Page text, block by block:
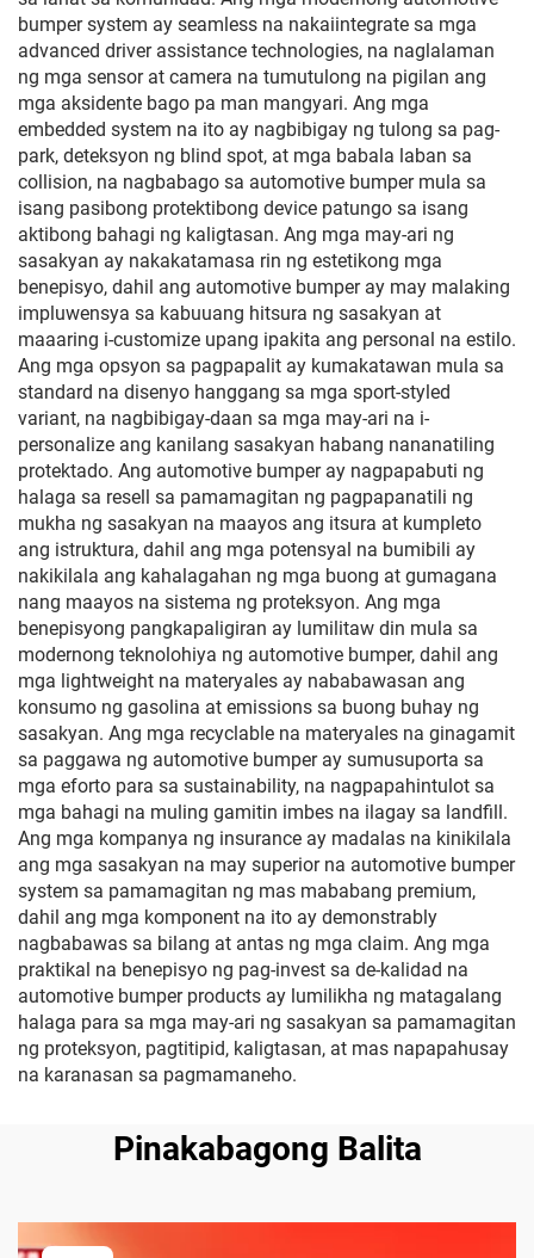
bumper system ay seamless na nakaiintegrate sa mga
advanced driver assistance technologies, na naglalaman
ng mga sensor at camera na tumutulong na pigilan ang
mga aksidente bago pa man mangyari. Ang mga
embedded system na ito ay nagbibigay ng tulong sa pag-
park, deteksyon ng blind spot, at mga babala laban sa
collision, na nagbabago sa automotive bumper mula sa
isang pasibong protektibong device patungo sa isang
aktibong bahagi ng kaligtasan. Ang mga may-ari ng
sasakyan ay nakakatamasa rin ng estetikong mga
benepisyo, dahil ang automotive bumper ay may malaking
impluwensya sa kabuuang hitsura ng sasakyan at
maaaring i-customize upang ipakita ang personal na estilo.
Ang mga opsyon sa pagpapalit ay kumakatawan mula sa
standard na disenyo hanggang sa mga sport-styled
variant, na nagbibigay-daan sa mga may-ari na i-
personalize ang kanilang sasakyan habang nananatiling
protektado. Ang automotive bumper ay nagpapabuti ng
halaga sa resell sa pamamagitan ng pagpapanatili ng
mukha ng sasakyan na maayos ang itsura at kumpleto
ang istruktura, dahil ang mga potensyal na bumibili ay
nakikilala ang kahalagahan ng mga buong at gumagana
nang maayos na sistema ng proteksyon. Ang mga
benepisyong pangkapaligiran ay lumilitaw din mula sa
modernong teknolohiya ng automotive bumper, dahil ang
mga lightweight na materyales ay nababawasan ang
konsumo ng gasolina at emissions sa buong buhay ng
sasakyan. Ang mga recyclable na materyales na ginagamit
sa paggawa ng automotive bumper ay sumusuporta sa
mga eforto para sa sustainability, na nagpapahintulot sa
mga bahagi na muling gamitin imbes na ilagay sa landfill.
Ang mga kompanya ng insurance ay madalas na kinikilala
ang mga sasakyan na may superior na automotive bumper
system sa pamamagitan ng mas mababang premium,
dahil ang mga komponent na ito ay demonstrably
nagbabawas sa bilang at antas ng mga claim. Ang mga
praktikal na benepisyo ng pag-invest sa de-kalidad na
automotive bumper products ay lumilikha ng matagalang
halaga para sa mga may-ari ng sasakyan sa pamamagitan
ng proteksyon, pagtitipid, kaligtasan, at mas napapahusay
na karanasan sa pagmamaneho.
Pinakabagong Balita